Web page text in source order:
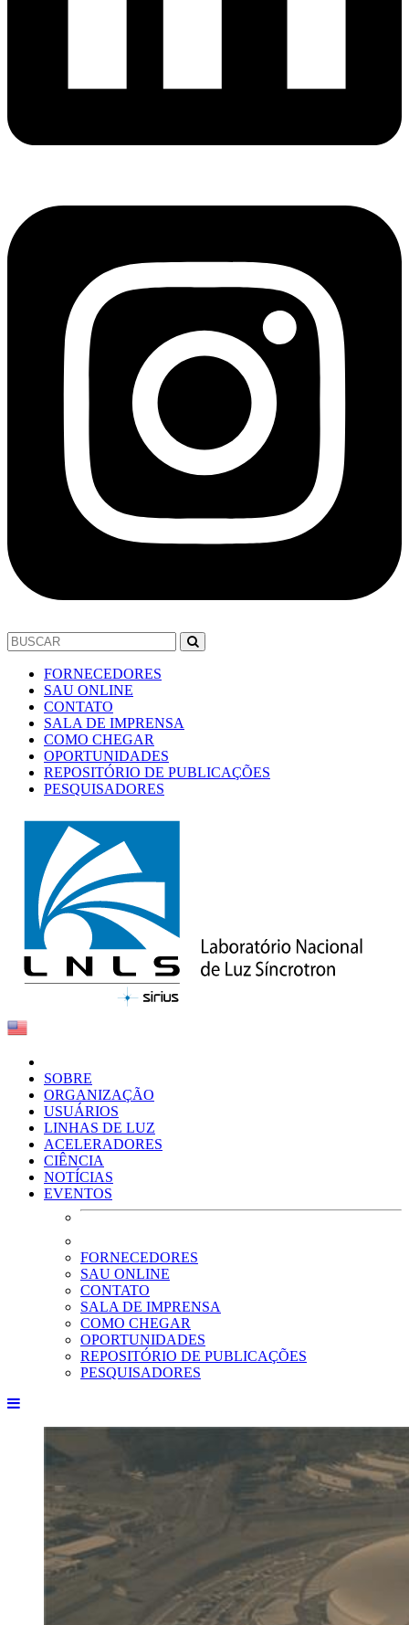
FORNECEDORES
SAU ONLINE
CONTATO
SALA DE IMPRENSA
COMO CHEGAR
OPORTUNIDADES
REPOSITÓRIO DE PUBLICAÇÕES
PESQUISADORES
SOBRE
ORGANIZAÇÃO
USUÁRIOS
LINHAS DE LUZ
ACELERADORES
CIÊNCIA
NOTÍCIAS
EVENTOS
FORNECEDORES
SAU ONLINE
CONTATO
SALA DE IMPRENSA
COMO CHEGAR
OPORTUNIDADES
REPOSITÓRIO DE PUBLICAÇÕES
PESQUISADORES